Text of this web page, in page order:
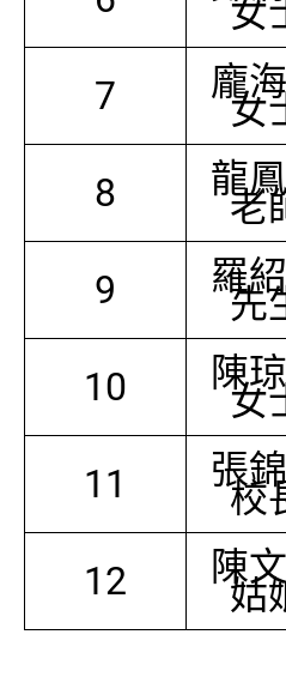
女
7 龐
女
8 龍
老
9 羅
先
10 陳
女
11 張
校
12 陳
姑